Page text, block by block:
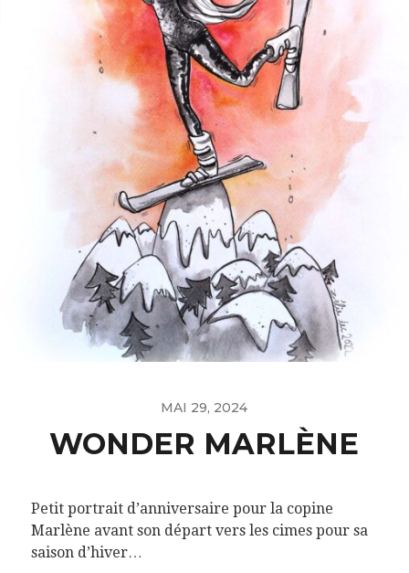
MAI 29, 2024
WONDER MARLÈNE
Petit portrait d’anniversaire pour la copine
Marlène avant son départ vers les cimes pour sa
saison d’hiver…